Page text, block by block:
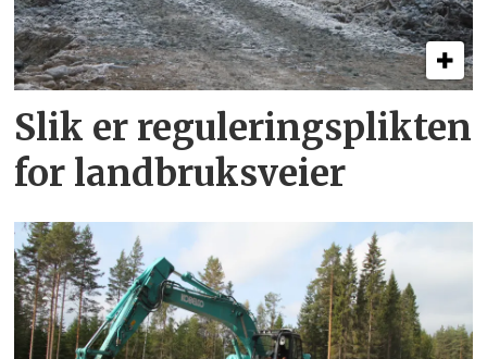
Slik er regulerings­plikten
for landbruks­veier